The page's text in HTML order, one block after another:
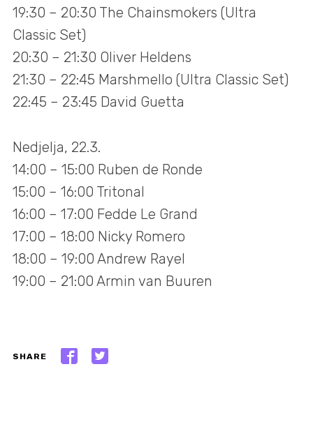
19:30 – 20:30 The Chainsmokers (Ultra
Classic Set)
20:30 – 21:30 Oliver Heldens
21:30 – 22:45 Marshmello (Ultra Classic Set)
22:45 – 23:45 David Guetta
Nedjelja, 22.3.
14:00 – 15:00 Ruben de Ronde
15:00 – 16:00 Tritonal
16:00 – 17:00 Fedde Le Grand
17:00 – 18:00 Nicky Romero
18:00 – 19:00 Andrew Rayel
19:00 – 21:00 Armin van Buuren
SHARE